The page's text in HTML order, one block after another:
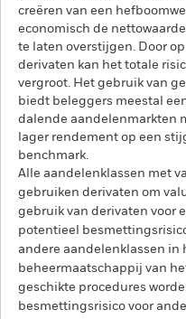
creëren van een
economisch de
te laten overstijgen. Door
derivaten kan het totale
vergroot. Het gebruik van
biedt beleggers meestal
dalende aandelenmarkten
lager rendement op een
benchmark.
Alle aandelenklassen met
gebruiken derivaten om
gebruik van derivaten voor
potentieel
andere aandelenklassen in
beheermaatschappij van
geschikte procedures
besmettingsrisico voor